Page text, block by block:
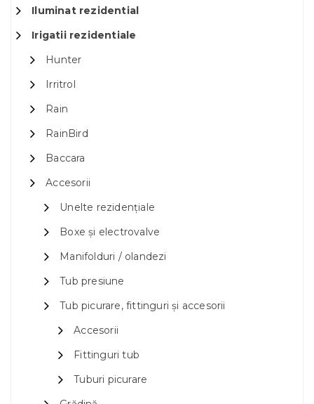
Iluminat rezidential
Irigatii rezidentiale
Hunter
Irritrol
Rain
RainBird
Baccara
Accesorii
Unelte rezidențiale
Boxe și electrovalve
Manifolduri / olandezi
Tub presiune
Tub picurare, fittinguri și accesorii
Accesorii
Fittinguri tub
Tuburi picurare